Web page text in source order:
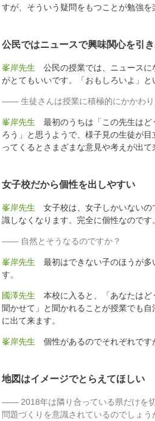
すが、そういう疑問をもつことが勉強を
公民ではニュースで興味関心を引
峯岸先生 公民の授業では、ニュースに
がとてもいいです。「おもしろいよ」と
生徒さんは授業に積極的にかかわり
峯岸先生 最初のうちは「この先生はど
ろう」と思うようで、様子見の生徒が
ってくるとさまざまな意見や考えが出て
女子校だから個性を出しやすい
峯岸先生 女子校は、女子しかいないの
識しなくなります。完全に個性なのです
自然とそうなるのですか？
峯岸先生 最初はできない子のほうが多
す。
國澤先生 本校に入ると、「あなたはど
聞かせて」と聞かれることが授業でも
に出て来ます。
峯岸先生 個性があるのでそれぞれです
地図はイメージでとらえてほしい
2018年は隣り合っている県だけを
問題づくりを意識されているのでしょう